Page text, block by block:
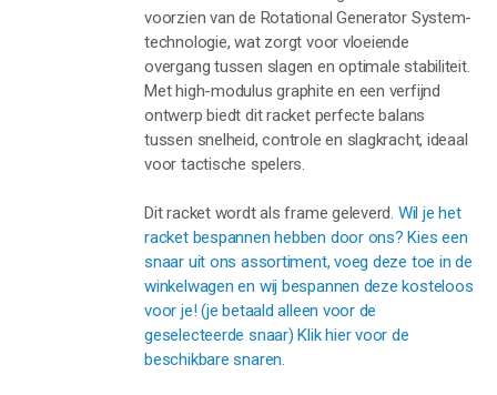
voorzien van de Rotational Generator System-
technologie, wat zorgt voor vloeiende
overgang tussen slagen en optimale stabiliteit.
Met high-modulus graphite en een verfijnd
ontwerp biedt dit racket perfecte balans
tussen snelheid, controle en slagkracht, ideaal
voor tactische spelers.
Dit racket wordt als frame geleverd. Wil je het
racket bespannen hebben door ons? Kies een
snaar uit ons assortiment, voeg deze toe in de
winkelwagen en wij bespannen deze kosteloos
voor je! (je betaald alleen voor de
geselecteerde snaar) Klik hier voor de
beschikbare snaren.